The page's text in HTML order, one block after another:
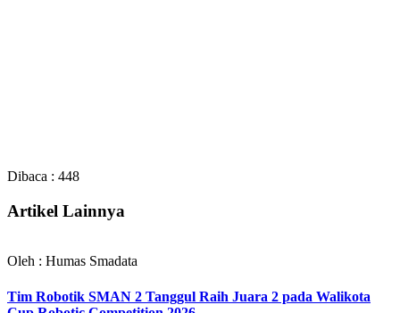
Dibaca : 448
Artikel Lainnya
Oleh : Humas Smadata
Tim Robotik SMAN 2 Tanggul Raih Juara 2 pada Walikota